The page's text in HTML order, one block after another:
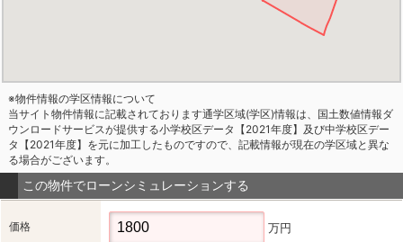
※物件情報の学区情報について
当サイト物件情報に記載されております通学区域(学区)情報は、国土数値情報ダ
ウンロードサービスが提供する小学校区データ【2021年度】及び中学校区デー
タ【2021年度】を元に加工したものですので、記載情報が現在の学区域と異な
る場合がございます。
この物件でローンシミュレーションする
価格 万円